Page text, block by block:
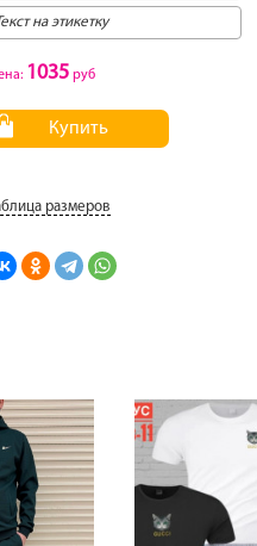
1035 руб
Купить
размеров